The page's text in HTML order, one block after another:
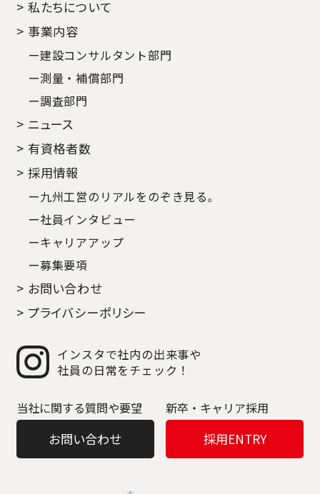
> 私たちについて
> 事業内容
ー建設コンサルタント部門
ー測量・補償部門
ー調査部門
> ニュース
> 有資格者数
> 採用情報
ー九州工営のリアルをのぞき見る｡
ー社員インタビュー
ーキャリアアップ
ー募集要項
> お問い合わせ
> プライバシーポリシー
インスタで社内の出来事や
社員の日常をチェック！
当社に関する質問や要望
お問い合わせ
新卒・キャリア採用
採用ENTRY